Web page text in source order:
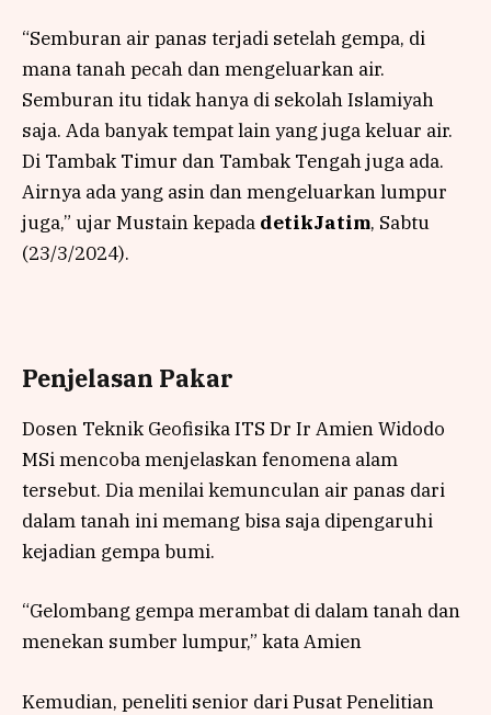
“Semburan air panas terjadi setelah gempa, di
mana tanah pecah dan mengeluarkan air.
Semburan itu tidak hanya di sekolah Islamiyah
saja. Ada banyak tempat lain yang juga keluar air.
Di Tambak Timur dan Tambak Tengah juga ada.
Airnya ada yang asin dan mengeluarkan lumpur
juga,” ujar Mustain kepada detikJatim, Sabtu
(23/3/2024).
Penjelasan Pakar
Dosen Teknik Geofisika ITS Dr Ir Amien Widodo
MSi mencoba menjelaskan fenomena alam
tersebut. Dia menilai kemunculan air panas dari
dalam tanah ini memang bisa saja dipengaruhi
kejadian gempa bumi.
“Gelombang gempa merambat di dalam tanah dan
menekan sumber lumpur,” kata Amien
Kemudian, peneliti senior dari Pusat Penelitian